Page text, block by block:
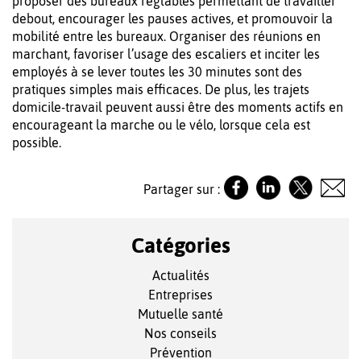
debout, encourager les pauses actives, et promouvoir la
mobilité entre les bureaux. Organiser des réunions en
marchant, favoriser l’usage des escaliers et inciter les
employés à se lever toutes les 30 minutes sont des
pratiques simples mais efficaces. De plus, les trajets
domicile-travail peuvent aussi être des moments actifs en
encourageant la marche ou le vélo, lorsque cela est
possible.
Partager sur :
Catégories
Actualités
Entreprises
Mutuelle santé
Nos conseils
Prévention